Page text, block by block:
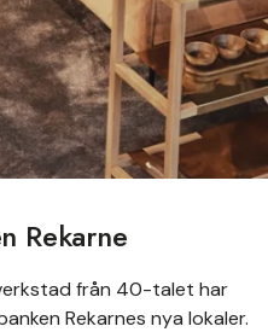
Rekarne
från 40-talet har
Rekarnes nya lokaler.